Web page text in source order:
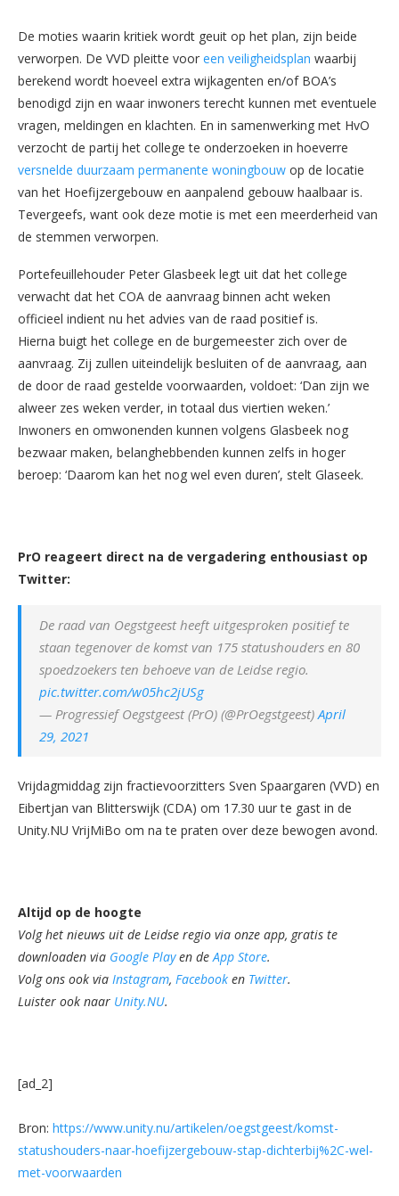
De moties waarin kritiek wordt geuit op het plan, zijn beide
verworpen. De VVD pleitte voor een veiligheidsplan waarbij
berekend wordt hoeveel extra wijkagenten en/of BOA’s
benodigd zijn en waar inwoners terecht kunnen met eventuele
vragen, meldingen en klachten. En in samenwerking met HvO
verzocht de partij het college te onderzoeken in hoeverre
versnelde duurzaam permanente woningbouw op de locatie
van het Hoefijzergebouw en aanpalend gebouw haalbaar is.
Tevergeefs, want ook deze motie is met een meerderheid van
de stemmen verworpen.
Portefeuillehouder Peter Glasbeek legt uit dat het college
verwacht dat het COA de aanvraag binnen acht weken
officieel indient nu het advies van de raad positief is.
Hierna buigt het college en de burgemeester zich over de
aanvraag. Zij zullen uiteindelijk besluiten of de aanvraag, aan
de door de raad gestelde voorwaarden, voldoet: ‘Dan zijn we
alweer zes weken verder, in totaal dus viertien weken.’
Inwoners en omwonenden kunnen volgens Glasbeek nog
bezwaar maken, belanghebbenden kunnen zelfs in hoger
beroep: ‘Daarom kan het nog wel even duren’, stelt Glaseek.
PrO reageert direct na de vergadering enthousiast op
Twitter:
De raad van Oegstgeest heeft uitgesproken positief te
staan tegenover de komst van 175 statushouders en 80
spoedzoekers ten behoeve van de Leidse regio.
pic.twitter.com/w05hc2jUSg
— Progressief Oegstgeest (PrO) (@PrOegstgeest)April
29, 2021
Vrijdagmiddag zijn fractievoorzitters Sven Spaargaren (VVD) en
Eibertjan van Blitterswijk (CDA) om 17.30 uur te gast in de
Unity.NU VrijMiBo om na te praten over deze bewogen avond.
Altijd op de hoogte
Volg het nieuws uit de Leidse regio via onze app, gratis te
downloaden via Google Playen deApp Store.
Volg ons ook via Instagram, Facebook en Twitter.
Luister ook naar Unity.NU.
[ad_2]
Bron: https://www.unity.nu/artikelen/oegstgeest/komst-
statushouders-naar-hoefijzergebouw-stap-dichterbij%2C-wel-
met-voorwaarden